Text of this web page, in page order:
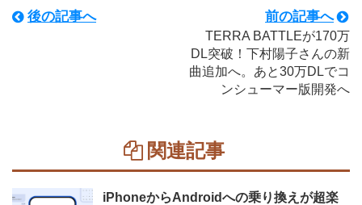
後の記事へ 前の記事へ
TERRA BATTLEが170万
DL突破！下村陽子さんの新
曲追加へ。あと30万DLでコ
ンシューマー版開発へ
関連記事
iPhoneからAndroidへの乗り換えが超楽